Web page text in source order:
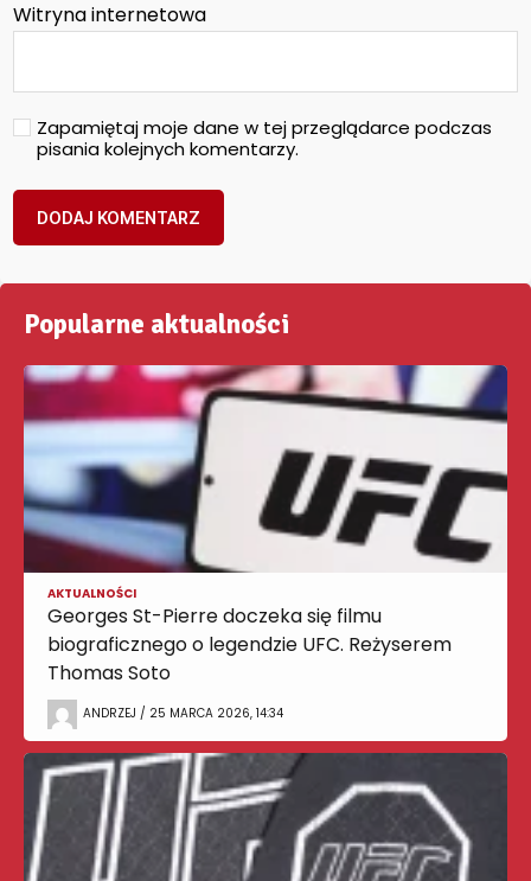
Witryna internetowa
Zapamiętaj moje dane w tej przeglądarce podczas
pisania kolejnych komentarzy.
Popularne aktualności
AKTUALNOŚCI
Georges St-Pierre doczeka się filmu
biograficznego o legendzie UFC. Reżyserem
Thomas Soto
ANDRZEJ / 25 MARCA 2026, 14:34